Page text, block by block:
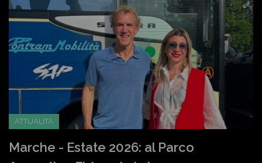
ATTUALITÀ
Marche - Estate 2026: al Parco